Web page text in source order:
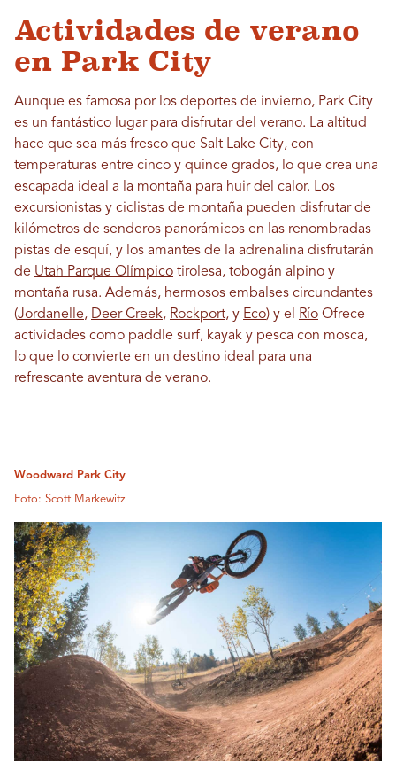
Actividades de verano
en Park City
Aunque es famosa por los deportes de invierno, Park City
es un fantástico lugar para disfrutar del verano. La altitud
hace que sea más fresco que Salt Lake City, con
temperaturas entre cinco y quince grados, lo que crea una
escapada ideal a la montaña para huir del calor. Los
excursionistas y ciclistas de montaña pueden disfrutar de
kilómetros de senderos panorámicos en las renombradas
pistas de esquí, y los amantes de la adrenalina disfrutarán
de Utah Parque Olímpico tirolesa, tobogán alpino y
montaña rusa. Además, hermosos embalses circundantes
(Jordanelle, Deer Creek, Rockport, y Eco) y el Río Ofrece
actividades como paddle surf, kayak y pesca con mosca,
lo que lo convierte en un destino ideal para una
refrescante aventura de verano.
Woodward Park City
Foto: Scott Markewitz